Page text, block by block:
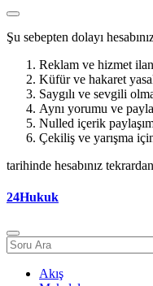
Şu sebepten dolayı
Reklam ve hizmet
Küfür ve hakaret
Saygılı ve sevgili
Aynı yorumu ve
Nulled içerik
Çekiliş ve yarışma
tarihinde hesabınız
24Hukuk
Akış